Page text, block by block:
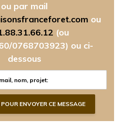
ou par mail
ou
(ou
0768703923) ou ci-
dessous